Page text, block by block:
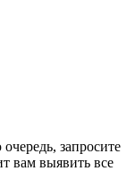
запросите
вам выявить все